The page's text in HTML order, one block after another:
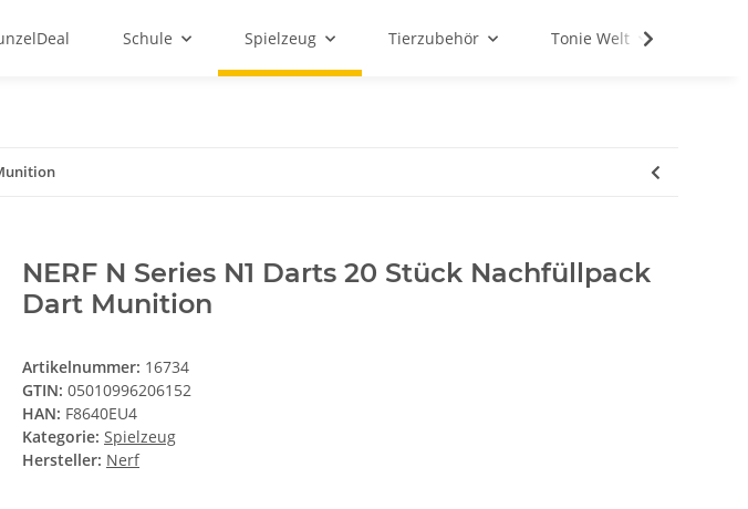
Schule Spielzeug Tierzubehör Tonie Welt
NERF N Series N1 Darts 20 Stück Nachfüllpack
Dart Munition
Artikelnummer: 16734
GTIN: 05010996206152
HAN: F8640EU4
Kategorie: Spielzeug
Hersteller: Nerf